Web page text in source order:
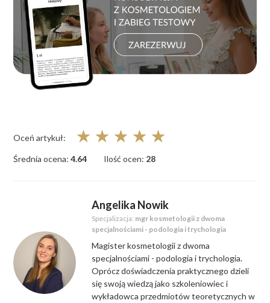
Oceń artykuł: ☆ ☆ ☆ ☆ ☆
Średnia ocena: 4.64 Ilość ocen: 28
Angelika Nowik
Specjalizacja: mgr kosmetologii z dwoma
specjalnościami - podologia i trychologia
Magister kosmetologii z dwoma
specjalnościami - podologia i trychologia.
Oprócz doświadczenia praktycznego dzieli
się swoją wiedzą jako szkoleniowiec i
wykładowca przedmiotów teoretycznych w